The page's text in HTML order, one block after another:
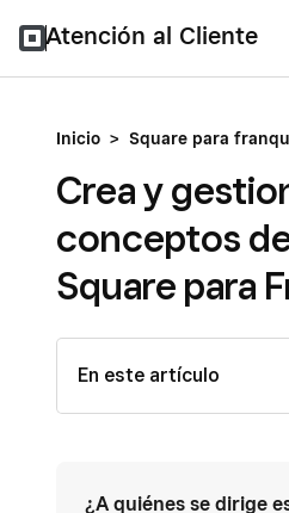
Atención al Cliente
Inicio > Square para
Crea y
conceptos
Square para
En este artículo
¿A quiénes se dirige